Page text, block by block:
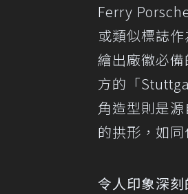
Ferry
或類似標誌作
繪出廠徽必
方的「
角造型則是
的拱形，如
令人印象深